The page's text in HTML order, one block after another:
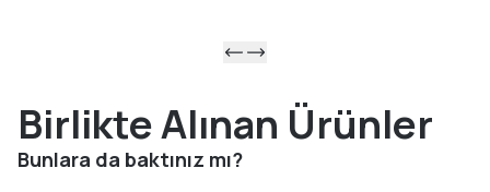
Türkiye''de üretilmiştir.
Birlikte Alınan Ürünler
Bunlara da baktınız mı?